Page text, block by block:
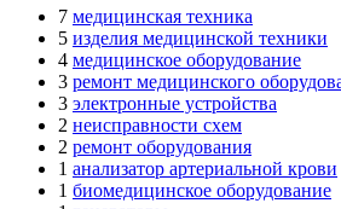
7 медицинская техника
5 изделия медицинской техники
4 медицинское оборудование
3 ремонт медицинского
3 электронные устройства
2 неисправности схем
2 ремонт оборудования
1 анализатор артериальной крови
1 биомедицинское оборудование